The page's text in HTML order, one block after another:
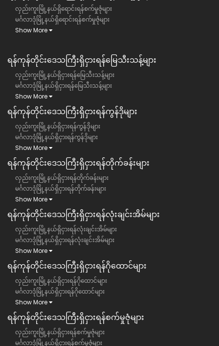
လှည်းကူးမြို့နယ်ရှိရောင်းရန်စက်မှုဇုံများ
မင်္ဂလာဒုံမြို့နယ်ရှိရောင်းရန်စက်မှုဇုံများ
Show More
ရန်ကုန်တိုင်းဒေသကြီး​​ရှိငှားရန်မြေသီးသန့်များ
လှည်းကူးမြို့နယ်ရှိငှားရန်မြေသီးသန့်များ
မင်္ဂလာဒုံမြို့နယ်ရှိငှားရန်မြေသီးသန့်များ
Show More
ရန်ကုန်တိုင်းဒေသကြီး​​ရှိငှားရန်ကွန်ဒိုများ
လှည်းကူးမြို့နယ်ရှိငှားရန်ကွန်ဒိုများ
မင်္ဂလာဒုံမြို့နယ်ရှိငှားရန်ကွန်ဒိုများ
Show More
ရန်ကုန်တိုင်းဒေသကြီး​​ရှိငှားရန်တိုက်ခန်းများ
လှည်းကူးမြို့နယ်ရှိငှားရန်တိုက်ခန်းများ
မင်္ဂလာဒုံမြို့နယ်ရှိငှားရန်တိုက်ခန်းများ
Show More
ရန်ကုန်တိုင်းဒေသကြီး​​ရှိငှားရန်လုံးချင်းအိမ်များ
လှည်းကူးမြို့နယ်ရှိငှားရန်လုံးချင်းအိမ်များ
မင်္ဂလာဒုံမြို့နယ်ရှိငှားရန်လုံးချင်းအိမ်များ
Show More
ရန်ကုန်တိုင်းဒေသကြီး​​ရှိငှားရန်ဂိုထောင်များ
လှည်းကူးမြို့နယ်ရှိငှားရန်ဂိုထောင်များ
မင်္ဂလာဒုံမြို့နယ်ရှိငှားရန်ဂိုထောင်များ
Show More
ရန်ကုန်တိုင်းဒေသကြီး​​ရှိငှားရန်စက်မှုဇုံများ
လှည်းကူးမြို့နယ်ရှိငှားရန်စက်မှုဇုံများ
မင်္ဂလာဒုံမြို့နယ်ရှိငှားရန်စက်မှုဇုံများ